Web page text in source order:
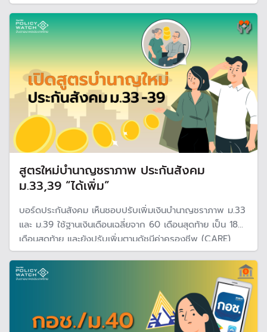
พร. ชี้ผลสอบระบบกลางกฎหมายไม่เจอคนใช้โปรแกรมบอต
ยันมีระบบป้องกัน
สูตรใหม่บำนาญชราภาพ ประกันสังคม
ม.33,39 “ได้เพิ่ม”
บอร์ดประกันสังคม เห็นชอบปรับเพิ่มเงินบำนาญชราภาพ ม.33
และ ม.39 ใช้ฐานเงินเดือนเฉลี่ยจาก 60 เดือนสุดท้าย เป็น 180
เดือนสุดท้าย และยังปรับเพิ่มตามดัชนีค่าครองชีพ (CARE)
โดยเตรียมสำรวจความเห็นผู้ประกันตนเดือน ก.ย.-ต.ค.นี้ พร้อม
เตรียมปรับอัตราเงินสมทบในปี 70